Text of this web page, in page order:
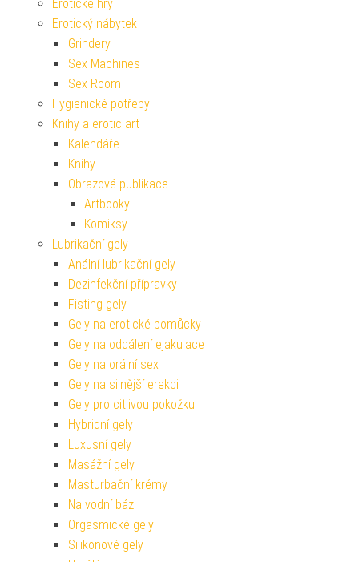
Erotické hry
Erotický nábytek
Grindery
Sex Machines
Sex Room
Hygienické potřeby
Knihy a erotic art
Kalendáře
Knihy
Obrazové publikace
Artbooky
Komiksy
Lubrikační gely
Anální lubrikační gely
Dezinfekční přípravky
Fisting gely
Gely na erotické pomůcky
Gely na oddálení ejakulace
Gely na orální sex
Gely na silnější erekci
Gely pro citlivou pokožku
Hybridní gely
Luxusní gely
Masážní gely
Masturbační krémy
Na vodní bázi
Orgasmické gely
Silikonové gely